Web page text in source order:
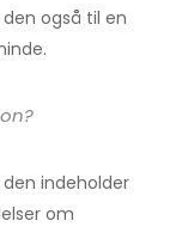
også til en
indeholder
om